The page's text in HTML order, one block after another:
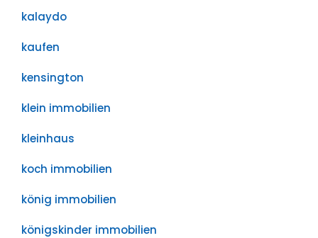
kalaydo
kaufen
kensington
klein immobilien
kleinhaus
koch immobilien
könig immobilien
königskinder immobilien